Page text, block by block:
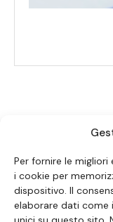
Per fornire le
i cookie per
dispositivo. Il
elaborare dati come